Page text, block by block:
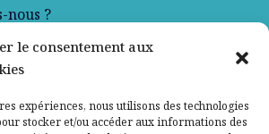
le consentement aux
expériences, nous utilisons des technologies
stocker et/ou accéder aux informations des
nous ?